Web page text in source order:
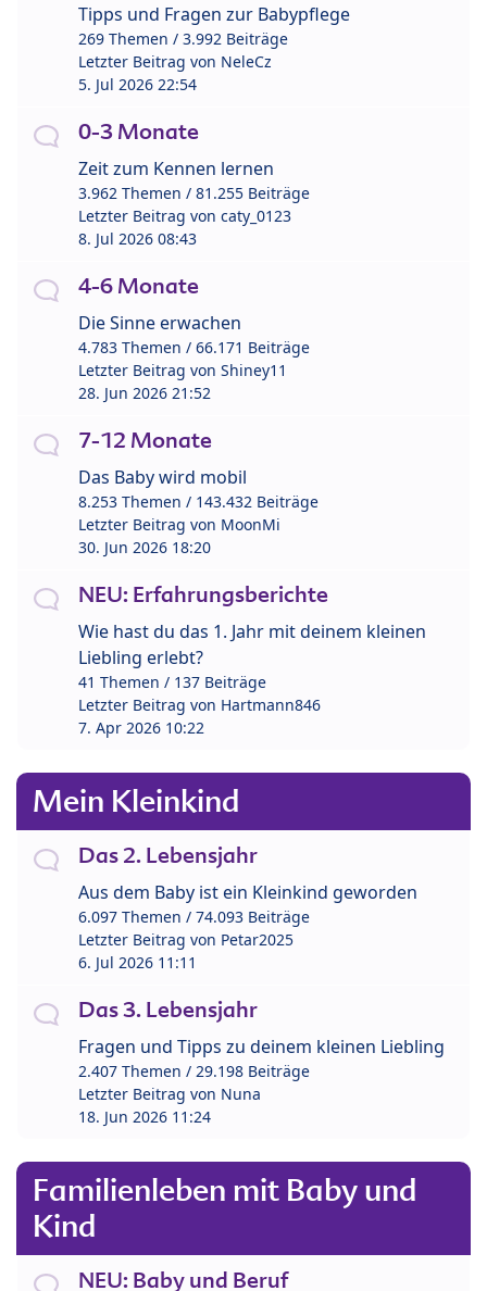
Tipps und Fragen zur Babypflege
269 Themen / 3.992 Beiträge
Letzter Beitrag von NeleCz
5. Jul 2026 22:54
0-3 Monate
Zeit zum Kennen lernen
3.962 Themen / 81.255 Beiträge
Letzter Beitrag von caty_0123
8. Jul 2026 08:43
4-6 Monate
Die Sinne erwachen
4.783 Themen / 66.171 Beiträge
Letzter Beitrag von Shiney11
28. Jun 2026 21:52
7-12 Monate
Das Baby wird mobil
8.253 Themen / 143.432 Beiträge
Letzter Beitrag von MoonMi
30. Jun 2026 18:20
NEU: Erfahrungsberichte
Wie hast du das 1. Jahr mit deinem kleinen
Liebling erlebt?
41 Themen / 137 Beiträge
Letzter Beitrag von Hartmann846
7. Apr 2026 10:22
Mein Kleinkind
Das 2. Lebensjahr
Aus dem Baby ist ein Kleinkind geworden
6.097 Themen / 74.093 Beiträge
Letzter Beitrag von Petar2025
6. Jul 2026 11:11
Das 3. Lebensjahr
Fragen und Tipps zu deinem kleinen Liebling
2.407 Themen / 29.198 Beiträge
Letzter Beitrag von Nuna
18. Jun 2026 11:24
Familienleben mit Baby und
Kind
NEU: Baby und Beruf